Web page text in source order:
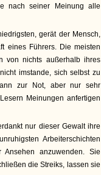
nach seiner Meinung alle
gerät der Mensch,
eines Führers. Die meisten
von nichts außerhalb ihres
imstande, sich selbst zu
zur Not, aber nur sehr
Meinungen anfertigen
nur dieser Gewalt ihre
Arbeiterschichten
anzuwenden. Sie
die Streiks, lassen sie